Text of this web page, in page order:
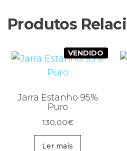
Produtos
VENDIDO
Jarra Estanho 95%
Puro
130,00€
Ler mais